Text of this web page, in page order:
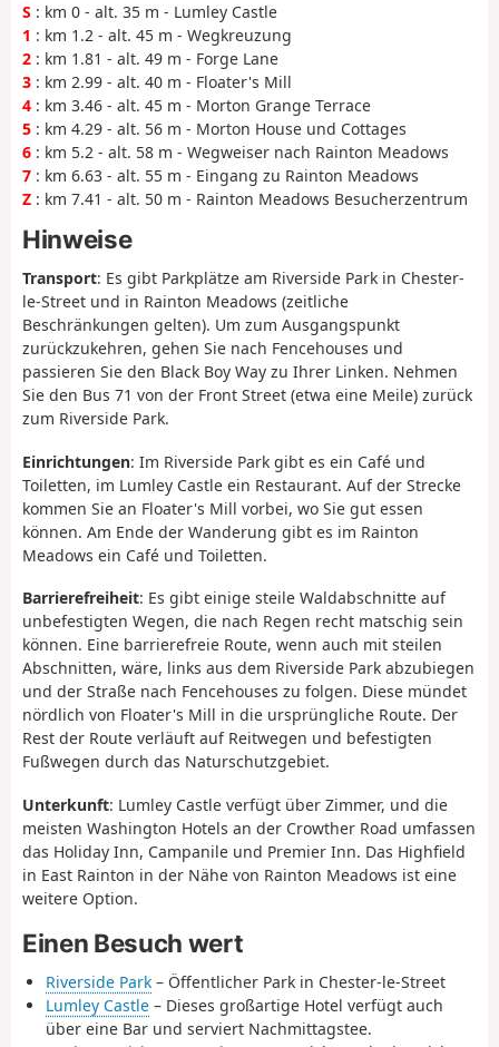
S : km 0 - alt. 35 m - Lumley Castle
1 : km 1.2 - alt. 45 m - Wegkreuzung
2 : km 1.81 - alt. 49 m - Forge Lane
3 : km 2.99 - alt. 40 m - Floater's Mill
4 : km 3.46 - alt. 45 m - Morton Grange Terrace
5 : km 4.29 - alt. 56 m - Morton House und Cottages
6 : km 5.2 - alt. 58 m - Wegweiser nach Rainton Meadows
7 : km 6.63 - alt. 55 m - Eingang zu Rainton Meadows
Z : km 7.41 - alt. 50 m - Rainton Meadows Besucherzentrum
Hinweise
Transport: Es gibt Parkplätze am Riverside Park in Chester-
le-Street und in Rainton Meadows (zeitliche
Beschränkungen gelten). Um zum Ausgangspunkt
zurückzukehren, gehen Sie nach Fencehouses und
passieren Sie den Black Boy Way zu Ihrer Linken. Nehmen
Sie den Bus 71 von der Front Street (etwa eine Meile) zurück
zum Riverside Park.
Einrichtungen: Im Riverside Park gibt es ein Café und
Toiletten, im Lumley Castle ein Restaurant. Auf der Strecke
kommen Sie an Floater's Mill vorbei, wo Sie gut essen
können. Am Ende der Wanderung gibt es im Rainton
Meadows ein Café und Toiletten.
Barrierefreiheit: Es gibt einige steile Waldabschnitte auf
unbefestigten Wegen, die nach Regen recht matschig sein
können. Eine barrierefreie Route, wenn auch mit steilen
Abschnitten, wäre, links aus dem Riverside Park abzubiegen
und der Straße nach Fencehouses zu folgen. Diese mündet
nördlich von Floater's Mill in die ursprüngliche Route. Der
Rest der Route verläuft auf Reitwegen und befestigten
Fußwegen durch das Naturschutzgebiet.
Unterkunft: Lumley Castle verfügt über Zimmer, und die
meisten Washington Hotels an der Crowther Road umfassen
das Holiday Inn, Campanile und Premier Inn. Das Highfield
in East Rainton in der Nähe von Rainton Meadows ist eine
weitere Option.
Einen Besuch wert
Riverside Park – Öffentlicher Park in Chester-le-Street
Lumley Castle – Dieses großartige Hotel verfügt auch
über eine Bar und serviert Nachmittagstee.